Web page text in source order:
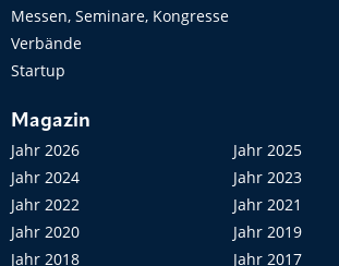
Messen, Seminare, Kongresse
Verbände
Startup
Magazin
Jahr 2026
Jahr 2025
Jahr 2024
Jahr 2023
Jahr 2022
Jahr 2021
Jahr 2020
Jahr 2019
Jahr 2018
Jahr 2017